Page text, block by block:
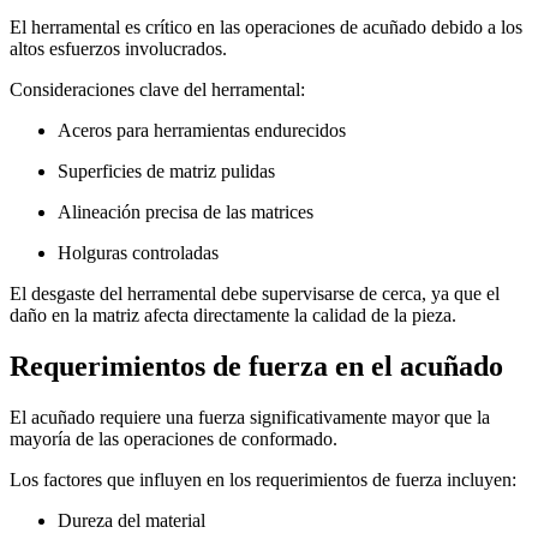
El herramental es crítico en las operaciones de acuñado debido a los
altos esfuerzos involucrados.
Consideraciones clave del herramental:
Aceros para herramientas endurecidos
Superficies de matriz pulidas
Alineación precisa de las matrices
Holguras controladas
El desgaste del herramental debe supervisarse de cerca, ya que el
daño en la matriz afecta directamente la calidad de la pieza.
Requerimientos de fuerza en el acuñado
El acuñado requiere una fuerza significativamente mayor que la
mayoría de las operaciones de conformado.
Los factores que influyen en los requerimientos de fuerza incluyen:
Dureza del material